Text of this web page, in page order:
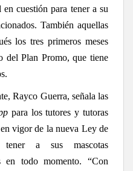
en cuestión para tener a su
También aquellas
los tres primeros meses
del Plan Promo, que tiene
Rayco Guerra, señala las
para los tutores y tutoras
vigor de la nueva Ley de
tener a sus mascotas
en todo momento. “Con